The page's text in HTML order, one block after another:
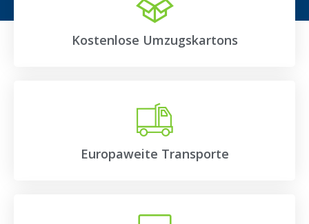
Kostenlose Umzugskartons
Europaweite Transporte